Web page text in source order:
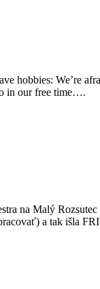
hobbies: We’re
in our free time….
na Malý
a tak išla